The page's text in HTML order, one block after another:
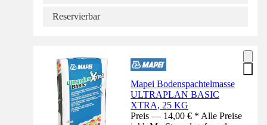
Reservierbar
Mapei Bodenspachtelmasse
ULTRAPLAN BASIC
XTRA, 25 KG
Preis — 14,00 € * Alle Preise